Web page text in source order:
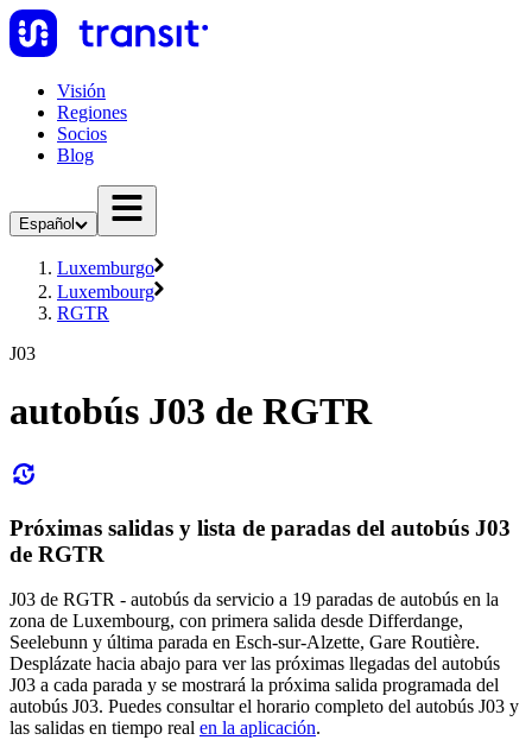
Visión
Regiones
Socios
Blog
Español
Luxemburgo
Luxembourg
RGTR
J03
autobús J03 de RGTR
Próximas salidas y lista de paradas del autobús J03
de RGTR
J03 de RGTR - autobús da servicio a 19 paradas de autobús en la
zona de Luxembourg, con primera salida desde Differdange,
Seelebunn y última parada en Esch-sur-Alzette, Gare Routière.
Desplázate hacia abajo para ver las próximas llegadas del autobús
J03 a cada parada y se mostrará la próxima salida programada del
autobús J03. Puedes consultar el horario completo del autobús J03 y
las salidas en tiempo real en la aplicación.